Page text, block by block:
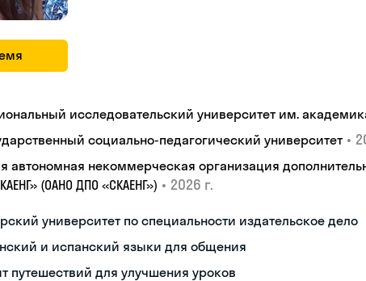
исследовательский университет им.
социально-педагогический университет •
автономная некоммерческая организация
(ОАНО ДПО «СКАЕНГ») • 2026 г.
университет по специальности издательское дело
и испанский языки для общения
путешествий для улучшения уроков